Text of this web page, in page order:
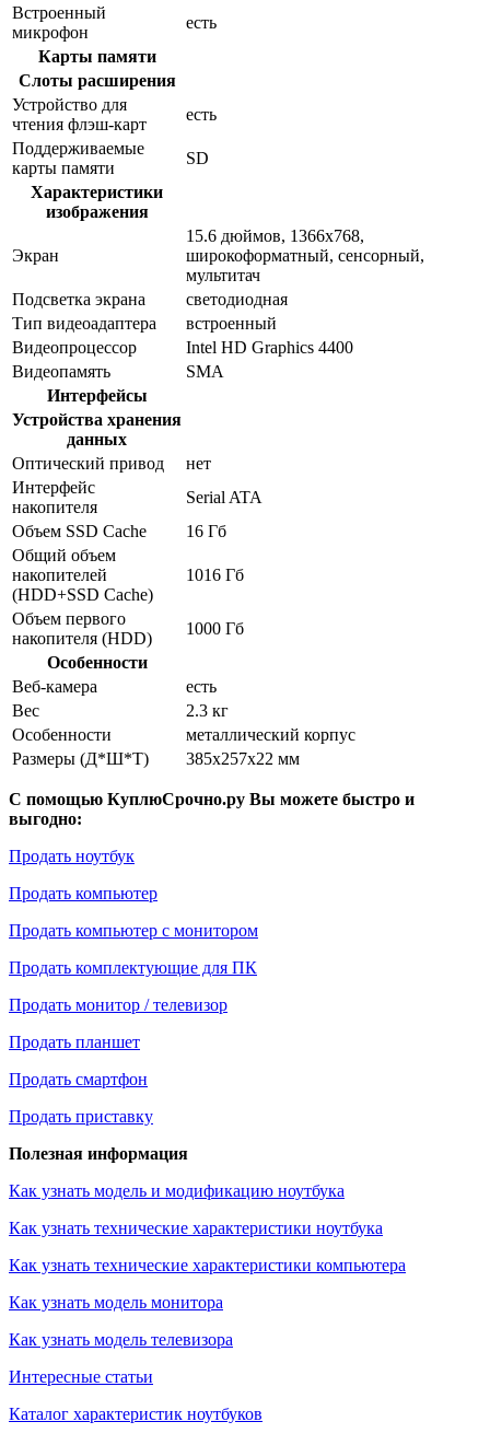
Встроенный
микрофон
есть
Карты памяти
Слоты расширения
Устройство для
чтения флэш-карт
есть
Поддерживаемые
карты памяти
SD
Характеристики
изображения
Экран
15.6 дюймов, 1366x768,
широкоформатный, сенсорный,
мультитач
Подсветка экрана
светодиодная
Тип видеоадаптера
встроенный
Видеопроцессор
Intel HD Graphics 4400
Видеопамять
SMA
Интерфейсы
Устройства хранения
данных
Оптический привод
нет
Интерфейс
накопителя
Serial ATA
Объем SSD Cache
16 Гб
Общий объем
накопителей
(HDD+SSD Cache)
1016 Гб
Объем первого
накопителя (HDD)
1000 Гб
Особенности
Веб-камера
есть
Вес
2.3 кг
Особенности
металлический корпус
Размеры (Д*Ш*Т)
385x257x22 мм
С помощью КуплюСрочно.ру Вы можете быстро и
выгодно:
Продать ноутбук
Продать компьютер
Продать компьютер с монитором
Продать комплектующие для ПК
Продать монитор / телевизор
Продать планшет
Продать смартфон
Продать приставку
Полезная информация
Как узнать модель и модификацию ноутбука
Как узнать технические характеристики ноутбука
Как узнать технические характеристики компьютера
Как узнать модель монитора
Как узнать модель телевизора
Интересные статьи
Каталог характеристик ноутбуков